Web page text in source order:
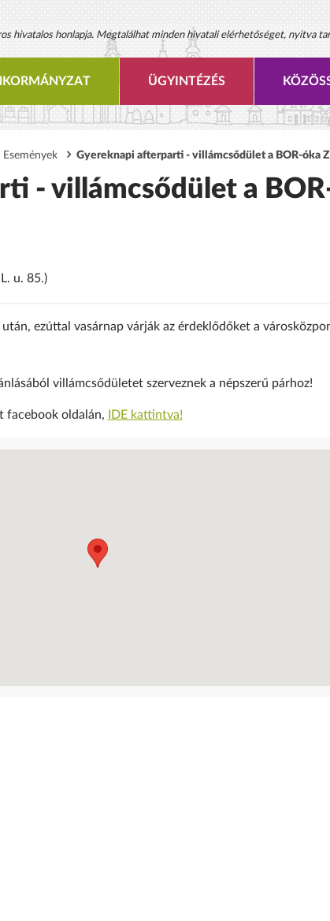
hivatalos honlapja. Megtalálhat minden hivatali elérhetőséget, nyitva
ÜGYINTÉZÉS
Események Gyereknapi afterparti - villámcsődület a BOR-óka
- villámcsődület a
u. 85.)
ezúttal vasárnap várják az érdeklődőket a
villámcsődületet szerveznek a népszerű párhoz!
facebook oldalán, IDE kattintva!